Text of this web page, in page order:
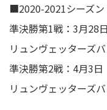
■2020-2021シーズ
準決勝第1戦：3月28
リュンヴェッターズバ
準決勝第2戦：4月3
リュンヴェッターズバ